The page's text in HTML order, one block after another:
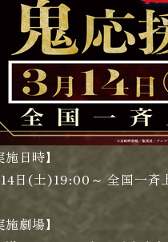
施日時】
日(土)19:00～ 全国一斉
施劇場】